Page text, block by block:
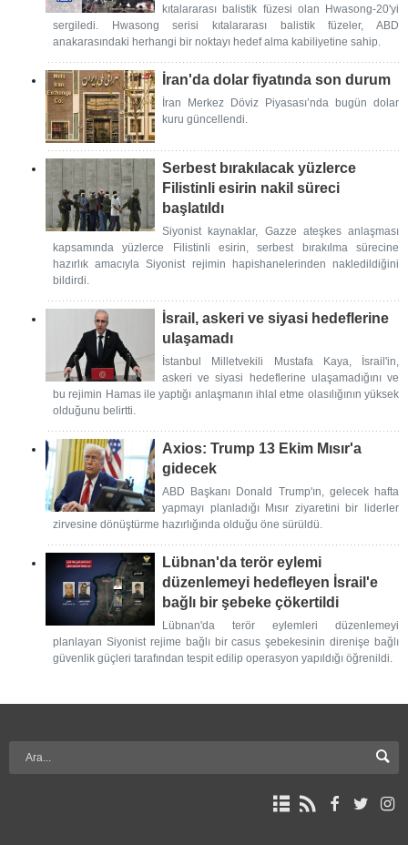
kıtalararası balistik füzesi olan Hwasong-20'yi
sergiledi. Hwasong serisi kıtalararası balistik füzeler, ABD
anakarasındaki herhangi bir noktayı hedef alma kabiliyetine sahip.
İran'da dolar fiyatında son durum
İran Merkez Döviz Piyasası’nda bugün dolar
kuru güncellendi.
Serbest bırakılacak yüzlerce
Filistinli esirin nakil süreci
başlatıldı
Siyonist kaynaklar, Gazze ateşkes anlaşması
kapsamında yüzlerce Filistinli esirin, serbest bırakılma sürecine
hazırlık amacıyla Siyonist rejimin hapishanelerinden nakledildiğini
bildirdi.
İsrail, askeri ve siyasi hedeflerine
ulaşamadı
İstanbul Milletvekili Mustafa Kaya, İsrail'in,
askeri ve siyasi hedeflerine ulaşamadığını ve
bu rejimin Hamas ile yaptığı anlaşmanın ihlal etme olasılığının yüksek
olduğunu belirtti.
Axios: Trump 13 Ekim Mısır'a
gidecek
ABD Başkanı Donald Trump'ın, gelecek hafta
yapmayı planladığı Mısır ziyaretini bir liderler
zirvesine dönüştürme hazırlığında olduğu öne sürüldü.
Lübnan'da terör eylemi
düzenlemeyi hedefleyen İsrail'e
bağlı bir şebeke çökertildi
Lübnan'da terör eylemleri düzenlemeyi
planlayan Siyonist rejime bağlı bir casus şebekesinin direnişe bağlı
güvenlik güçleri tarafından tespit edilip operasyon yapıldığı öğrenildi.